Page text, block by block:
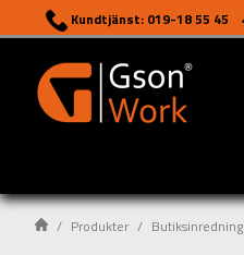
Kundtjänst: 019-18 55 45
Produkter Butiksinredning